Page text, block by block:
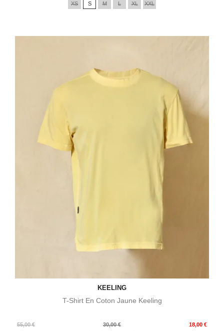
XS S M L XL XXL
KEELING
T-Shirt En Coton Jaune Keeling
55,00 €
Prix
30,00 € 18,00 €
Prix